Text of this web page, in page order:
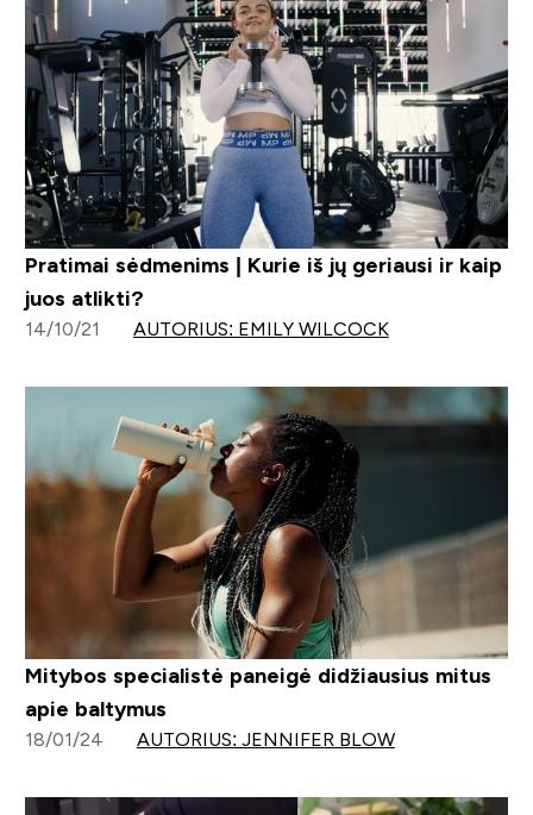
Pratimai sėdmenims | Kurie iš jų geriausi ir kaip
juos atlikti?
14/10/21 AUTORIUS: EMILY WILCOCK
Mitybos specialistė paneigė didžiausius mitus
apie baltymus
18/01/24 AUTORIUS: JENNIFER BLOW